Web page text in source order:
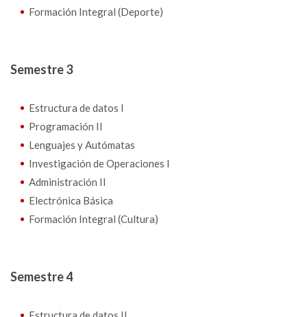
Formación Integral (Deporte)
Semestre 3
Estructura de datos I
Programación II
Lenguajes y Autómatas
Investigación de Operaciones I
Administración II
Electrónica Básica
Formación Integral (Cultura)
Semestre 4